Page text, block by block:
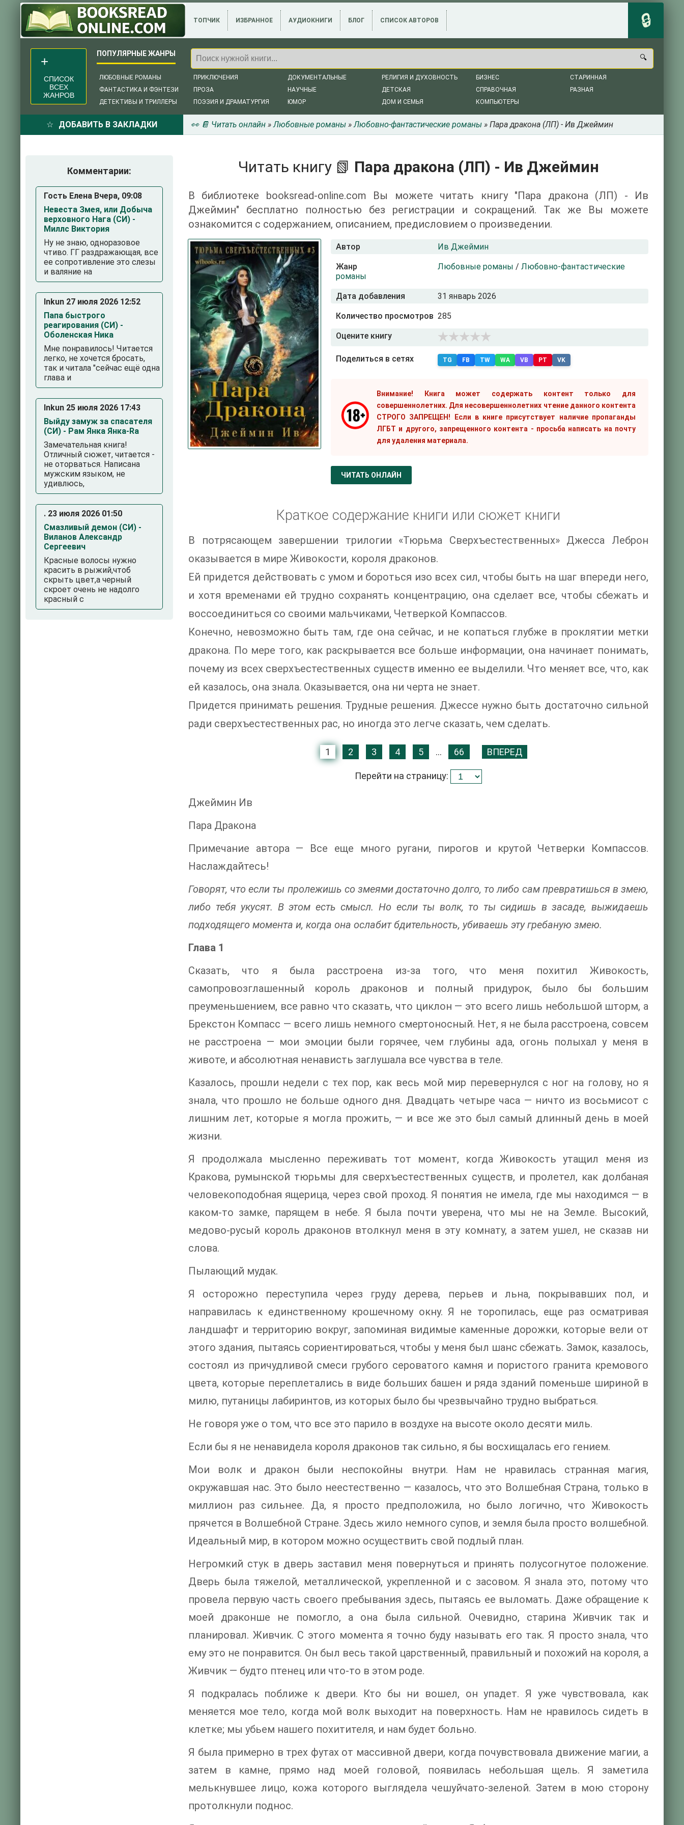
ТОПЧИК ИЗБРАННОЕ АУДИОКНИГИ БЛОГ СПИСОК АВТОРОВ
ЛЮБОВНЫЕ РОМАНЫ
ФАНТАСТИКА И ФЭНТЕЗИ
ДЕТЕКТИВЫ И ТРИЛЛЕРЫ
ПРИКЛЮЧЕНИЯ
ПРОЗА
ПОЭЗИЯ И ДРАМАТУРГИЯ
ДОКУМЕНТАЛЬНЫЕ
НАУЧНЫЕ
ЮМОР
РЕЛИГИЯ И ДУХОВНОСТЬ
ДЕТСКАЯ
ДОМ И СЕМЬЯ
БИЗНЕС
СПРАВОЧНАЯ
КОМПЬЮТЕРЫ
СТАРИННАЯ
РАЗНАЯ
СПИСОК
ВСЕХ
ЖАНРОВ
ДОБАВИТЬ В ЗАКЛАДКИ 👀 📔 Читать онлайн »Любовные романы »Любовно-фантастические романы » Пара дракона (ЛП) - Ив Джеймин
Читать книгу 📗 Пара дракона (ЛП) - Ив Джеймин
В библиотеке booksread-online.com Вы можете читать книгу "Пара дракона (ЛП) - Ив
Джеймин" бесплатно полностью без регистрации и сокращений. Так же Вы можете
ознакомится с содержанием, описанием, предисловием о произведении.
Автор Ив Джеймин
Жанр Любовные романы / Любовно-фантастические
романы
Дата добавления 31 январь 2026
Количество просмотров 285
Оцените книгу
Поделиться в сетях TG FB TW WA VB PT VK
Внимание! Книга может содержать контент только для
совершеннолетних. Для несовершеннолетних чтение данного контента
СТРОГО ЗАПРЕЩЕН! Если в книге присутствует наличие пропаганды
ЛГБТ и другого, запрещенного контента - просьба написать на почту
для удаления материала.
ЧИТАТЬ ОНЛАЙН
Краткое содержание книги или сюжет книги
В потрясающем завершении трилогии «Тюрьма Сверхъестественных» Джесса Леброн
оказывается в мире Живокости, короля драконов.
Ей придется действовать с умом и бороться изо всех сил, чтобы быть на шаг впереди него,
и хотя временами ей трудно сохранять концентрацию, она сделает все, чтобы сбежать и
воссоединиться со своими мальчиками, Четверкой Компассов.
Конечно, невозможно быть там, где она сейчас, и не копаться глубже в проклятии метки
дракона. По мере того, как раскрывается все больше информации, она начинает понимать,
почему из всех сверхъестественных существ именно ее выделили. Что меняет все, что, как
ей казалось, она знала. Оказывается, она ни черта не знает.
Придется принимать решения. Трудные решения. Джессе нужно быть достаточно сильной
ради сверхъестественных рас, но иногда это легче сказать, чем сделать.
1 2 3 4 5 ... 66 ВПЕРЕД
Перейти на страницу:
Джеймин Ив
Пара Дракона
Примечание автора — Все еще много ругани, пирогов и крутой Четверки Компассов.
Наслаждайтесь!
Говорят, что если ты пролежишь со змеями достаточно долго, то либо сам превратишься в змею,
либо тебя укусят. В этом есть смысл. Но если ты волк, то ты сидишь в засаде, выжидаешь
подходящего момента и, когда она ослабит бдительность, убиваешь эту гребаную змею.
Глава 1
Сказать, что я была расстроена из-за того, что меня похитил Живокость,
самопровозглашенный король драконов и полный придурок, было бы большим
преуменьшением, все равно что сказать, что циклон — это всего лишь небольшой шторм, а
Брекстон Компасс — всего лишь немного смертоносный. Нет, я не была расстроена, совсем
не расстроена — мои эмоции были горячее, чем глубины ада, огонь полыхал у меня в
животе, и абсолютная ненависть заглушала все чувства в теле.
Казалось, прошли недели с тех пор, как весь мой мир перевернулся с ног на голову, но я
знала, что прошло не больше одного дня. Двадцать четыре часа — ничто из восьмисот с
лишним лет, которые я могла прожить, — и все же это был самый длинный день в моей
жизни.
Я продолжала мысленно переживать тот момент, когда Живокость утащил меня из
Кракова, румынской тюрьмы для сверхъестественных существ, и пролетел, как долбаная
человекоподобная ящерица, через свой проход. Я понятия не имела, где мы находимся — в
каком-то замке, парящем в небе. Я была почти уверена, что мы не на Земле. Высокий,
медово-русый король драконов втолкнул меня в эту комнату, а затем ушел, не сказав ни
слова.
Пылающий мудак.
Я осторожно переступила через груду дерева, перьев и льна, покрывавших пол, и
направилась к единственному крошечному окну. Я не торопилась, еще раз осматривая
ландшафт и территорию вокруг, запоминая видимые каменные дорожки, которые вели от
этого здания, пытаясь сориентироваться, чтобы у меня был шанс сбежать. Замок, казалось,
состоял из причудливой смеси грубого сероватого камня и пористого гранита кремового
цвета, которые переплетались в виде больших башен и ряда зданий поменьше шириной в
милю, путаницы лабиринтов, из которых было бы чрезвычайно трудно выбраться.
Не говоря уже о том, что все это парило в воздухе на высоте около десяти миль.
Если бы я не ненавидела короля драконов так сильно, я бы восхищалась его гением.
Мои волк и дракон были неспокойны внутри. Нам не нравилась странная магия,
окружавшая нас. Это было неестественно — казалось, что это Волшебная Страна, только в
миллион раз сильнее. Да, я просто предположила, но было логично, что Живокость
прячется в Волшебной Стране. Здесь жило немного супов, и земля была просто волшебной.
Идеальный мир, в котором можно осуществить свой подлый план.
Негромкий стук в дверь заставил меня повернуться и принять полусогнутое положение.
Дверь была тяжелой, металлической, укрепленной и с засовом. Я знала это, потому что
провела первую часть своего пребывания здесь, пытаясь ее выломать. Даже обращение к
моей драконше не помогло, а она была сильной. Очевидно, старина Живчик так и
планировал. Живчик. С этого момента я точно буду называть его так. Я просто знала, что
ему это не понравится. Он был весь такой царственный, правильный и похожий на короля, а
Живчик — будто птенец или что-то в этом роде.
Я подкралась поближе к двери. Кто бы ни вошел, он упадет. Я уже чувствовала, как
меняется мое тело, когда мой волк выходит на поверхность. Нам не нравилось сидеть в
клетке; мы убьем нашего похитителя, и нам будет больно.
Я была примерно в трех футах от массивной двери, когда почувствовала движение магии, а
затем в камне, прямо над моей головой, появилась небольшая щель. Я заметила
мелькнувшее лицо, кожа которого выглядела чешуйчато-зеленой. Затем в мою сторону
протолкнули поднос.
Комментарии:
Гость Елена Вчера, 09:08
Невеста Змея, или Добыча
верховного Нага (СИ) -
Миллс Виктория
Ну не знаю, одноразовое
чтиво. ГГ раздражающая, все
ее сопротивление это слезы
и валяние на
Inkun 27 июля 2026 12:52
Папа быстрого
реагирования (СИ) -
Оболенская Ника
Мне понравилось! Читается
легко, не хочется бросать,
так и читала "сейчас ещё одна
глава и
Inkun 25 июля 2026 17:43
Выйду замуж за спасателя
(СИ) - Рам Янка Янка-Ra
Замечательная книга!
Отличный сюжет, читается -
не оторваться. Написана
мужским языком, не
удивлюсь,
. 23 июля 2026 01:50
Смазливый демон (СИ) -
Виланов Александр
Сергеевич
Красные волосы нужно
красить в рыжий,чтоб
скрыть цвет,а черный
скроет очень не надолго
красный с